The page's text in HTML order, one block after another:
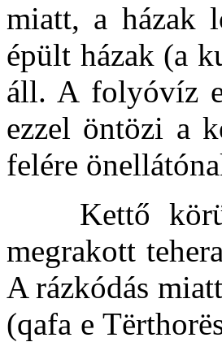
miatt, a házak
épült házak (a
áll. A folyóvíz
ezzel öntözi a
felére
Kettő körül
megrakott
A rázkódás
(qafa e